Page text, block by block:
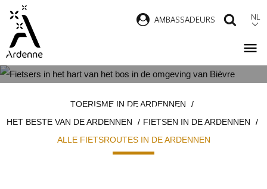
Overslaan
naar
inhoud
AMBASSADEURS NL
ARDENNEN
TOERISME IN DE ARDENNEN
HET BESTE VAN DE ARDENNEN
FIETSEN IN DE ARDENNEN
ALLE FIETSROUTES IN DE ARDENNEN